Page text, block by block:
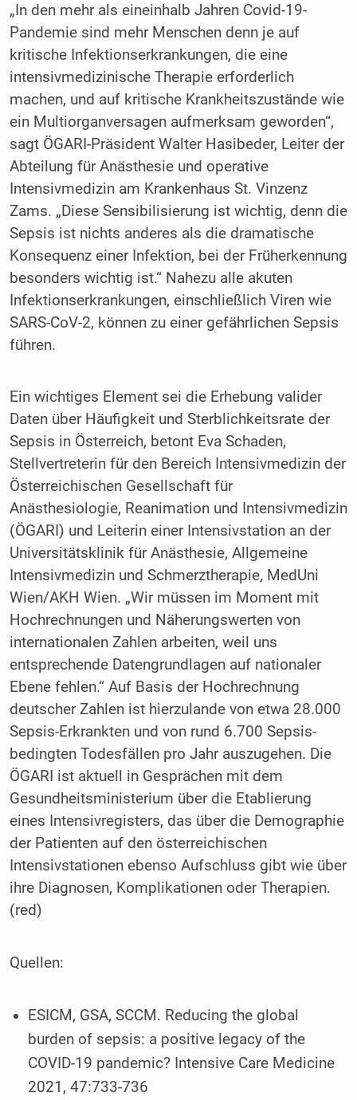
„In den mehr als eineinhalb Jahren Covid-19-
Pandemie sind mehr Menschen denn je auf
kritische Infektionserkrankungen, die eine
intensivmedizinische Therapie erforderlich
machen, und auf kritische Krankheitszustände wie
ein Multiorganversagen aufmerksam geworden“,
sagt ÖGARI-Präsident Walter Hasibeder, Leiter der
Abteilung für Anästhesie und operative
Intensivmedizin am Krankenhaus St. Vinzenz
Zams. „Diese Sensibilisierung ist wichtig, denn die
Sepsis ist nichts anderes als die dramatische
Konsequenz einer Infektion, bei der Früherkennung
besonders wichtig ist.“ Nahezu alle akuten
Infektionserkrankungen, einschließlich Viren wie
SARS-CoV-2, können zu einer gefährlichen Sepsis
führen.
Ein wichtiges Element sei die Erhebung valider
Daten über Häufigkeit und Sterblichkeitsrate der
Sepsis in Österreich, betont Eva Schaden,
Stellvertreterin für den Bereich Intensivmedizin der
Österreichischen Gesellschaft für
Anästhesiologie, Reanimation und Intensivmedizin
(ÖGARI) und Leiterin einer Intensivstation an der
Universitätsklinik für Anästhesie, Allgemeine
Intensivmedizin und Schmerztherapie, MedUni
Wien/AKH Wien. „Wir müssen im Moment mit
Hochrechnungen und Näherungswerten von
internationalen Zahlen arbeiten, weil uns
entsprechende Datengrundlagen auf nationaler
Ebene fehlen.“ Auf Basis der Hochrechnung
deutscher Zahlen ist hierzulande von etwa 28.000
Sepsis-Erkrankten und von rund 6.700 Sepsis-
bedingten Todesfällen pro Jahr auszugehen. Die
ÖGARI ist aktuell in Gesprächen mit dem
Gesundheitsministerium über die Etablierung
eines Intensivregisters, das über die Demographie
der Patienten auf den österreichischen
Intensivstationen ebenso Aufschluss gibt wie über
ihre Diagnosen, Komplikationen oder Therapien.
(red)
Quellen:
ESICM, GSA, SCCM. Reducing the global
burden of sepsis: a positive legacy of the
COVID-19 pandemic? Intensive Care Medicine
2021, 47:733-736